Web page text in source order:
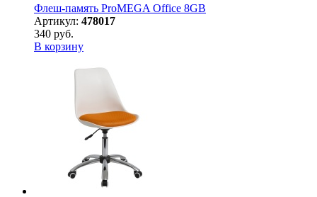
Флеш-память ProMEGA Office 8GB
Артикул: 478017
340 руб.
В корзину